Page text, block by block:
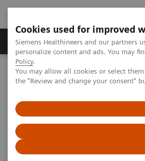
Cookies used for improved
Siemens Healthineers and our partners
personalize content and ads. You may
Policy.
You may allow all cookies or select
the "Review and change your consent"
Produits & services
Home Imagerie médicale
Imagerie
MI World Summit 2026
MI World
Image 80